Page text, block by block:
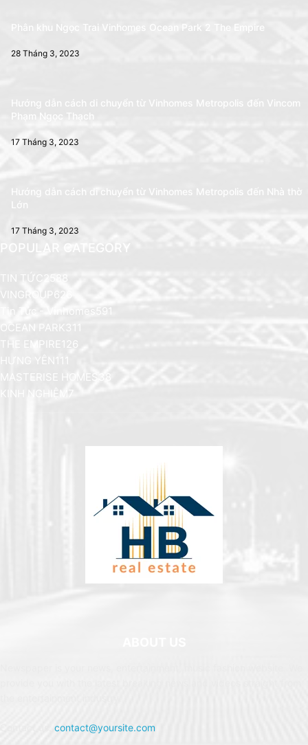
Phân khu Ngọc Trai Vinhomes Ocean Park 2 The Empire
28 Tháng 3, 2023
Hướng dẫn cách di chuyển từ Vinhomes Metropolis đến Vincom
Phạm Ngọc Thạch
17 Tháng 3, 2023
Hướng dẫn cách di chuyển từ Vinhomes Metropolis đến Nhà thờ
Lớn
17 Tháng 3, 2023
POPULAR CATEGORY
TIN TỨC 2588
VINGROUP626
Tin Tức - Vinhomes 591
OCEAN PARK 311
THE EMPIRE126
HƯNG YÊN 111
MASTERISE HOMES
38
KINH NGHIỆM 7
contact@yoursite.com